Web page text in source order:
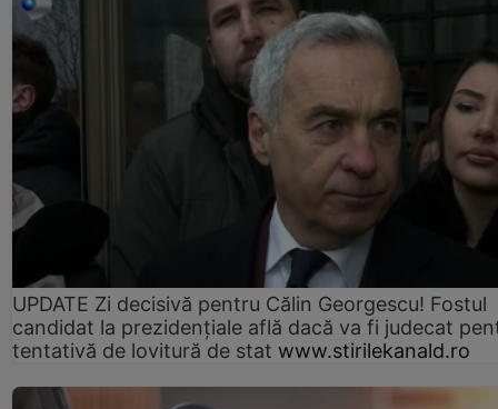
UPDATE Zi decisivă pentru Călin Georgescu! Fostul
candidat la prezidențiale află dacă va fi judecat
tentativă de lovitură de stat www.stirilekanald.ro